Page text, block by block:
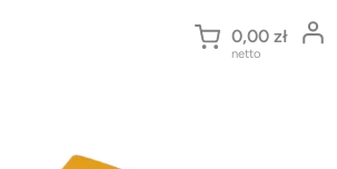
0,00 zł
netto